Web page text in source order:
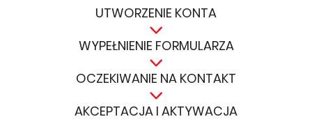
UTWORZENIE KONTA
WYPEŁNIENIE FORMULARZA
OCZEKIWANIE NA KONTAKT
AKCEPTACJA I AKTYWACJA